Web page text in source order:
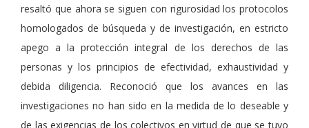
resaltó que ahora se siguen con rigurosidad los protocolos
homologados de búsqueda y de investigación, en estricto
apego a la protección integral de los derechos de las
personas y los principios de efectividad, exhaustividad y
debida diligencia. Reconoció que los avances en las
investigaciones no han sido en la medida de lo deseable y
de las exigencias de los colectivos en virtud de que se tuvo